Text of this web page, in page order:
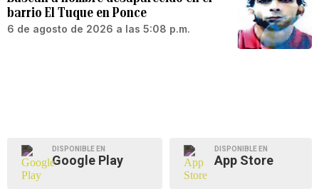
barrio El Tuque en Ponce
6 de agosto de 2026 a las 5:08 p.m.
DISPONIBLE EN
Google Play
DISPONIBLE EN
App Store